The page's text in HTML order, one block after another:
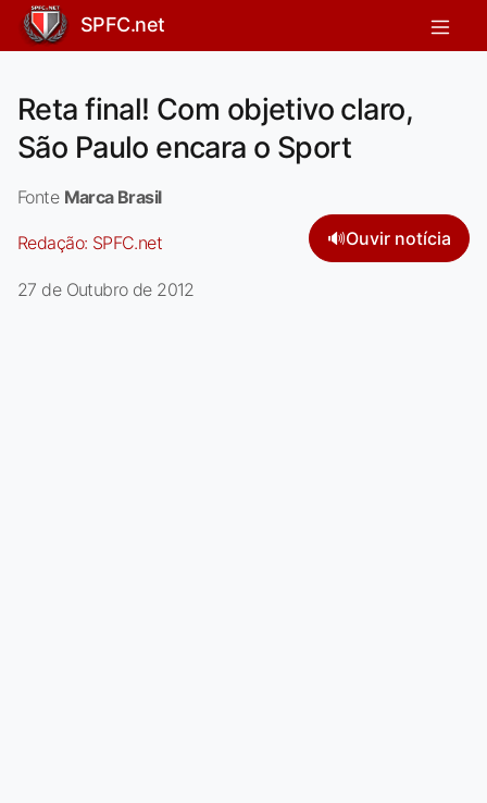
SPFC.net
Reta final! Com objetivo claro,
São Paulo encara o Sport
Fonte Marca Brasil
Redação: SPFC.net 🔊Ouvir notícia
27 de Outubro de 2012